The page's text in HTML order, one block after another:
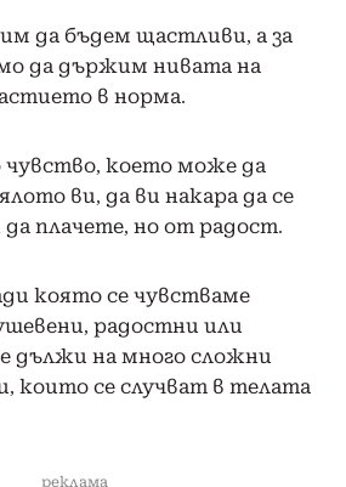
да бъдем щастливи, а за
да държим нивата на
в норма.
чувство, което може да
ви, да ви накара да се
плачете, но от радост.
която се чувстваме
радостни или
дължи на много сложни
които се случват в телата
реклама